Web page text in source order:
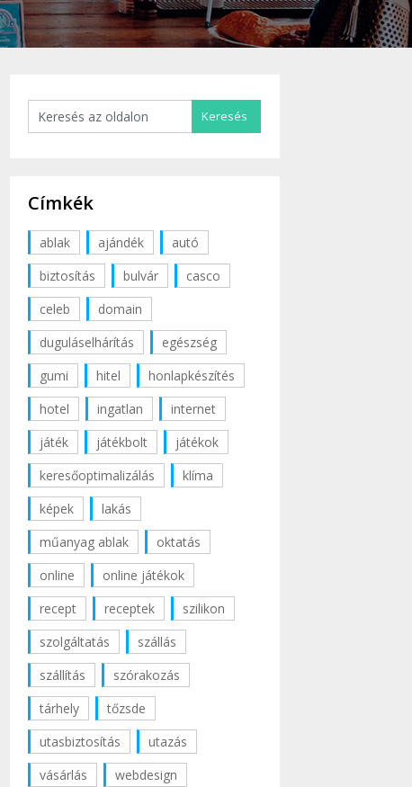
Címkék
ablak ajándék
autó
biztosítás
bulvár
casco
celeb
domain
duguláselhárítás
egészség
gumi
hitel
honlapkészítés
hotel
ingatlan
internet
játék
játékbolt
játékok
keresőoptimalizálás
klíma
képek
lakás
műanyag ablak
oktatás
online
online játékok
recept
receptek
szilikon
szolgáltatás
szállás
szállítás
szórakozás
tárhely
tőzsde
utasbiztosítás
utazás
vásárlás
webdesign